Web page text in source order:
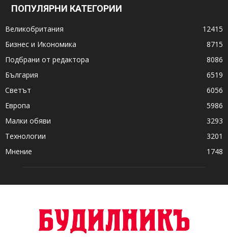
ПОПУЛЯРНИ КАТЕГОРИИ
Великобритания
12415
Бизнес и Икономика
8715
Подбрани от редактора
8086
България
6519
Светът
6056
Европа
5986
Малки обяви
3293
Технологии
3201
Мнение
1748